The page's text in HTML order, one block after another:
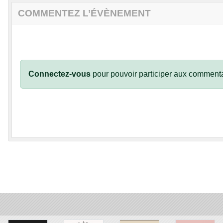
COMMENTEZ L’ÉVÈNEMENT
Connectez-vous pour pouvoir participer aux